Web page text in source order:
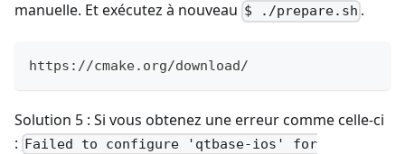
manuelle. Et exécutez à nouveau $ ./prepare.sh .
https://cmake.org/download/
Solution 5 : Si vous obtenez une erreur comme celle-ci
: Failed to configure 'qtbase-ios' for